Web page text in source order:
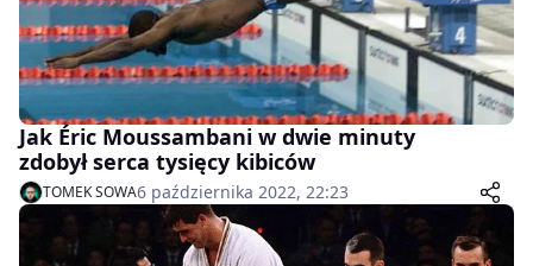
Jak Éric Moussambani w dwie minuty
zdobył serca tysięcy kibiców
TOMEK SOWA6 października 2022, 22:23